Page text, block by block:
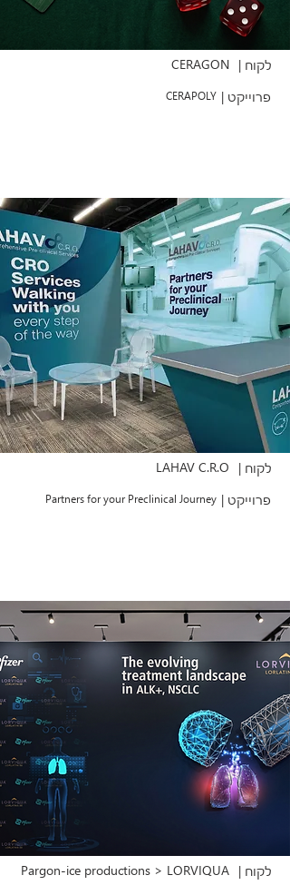
CERAGON לקוח |
CERAPOLY פרוייקט |
LAHAV C.R.O לקוח |
Partners for your Preclinical Journey פרוייקט |
Pargon-ice productions > LORVIQUA לקוח |